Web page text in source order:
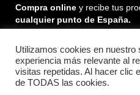
Compra online y recibe tus
cualquier punto de España.
Encuéntranos en: